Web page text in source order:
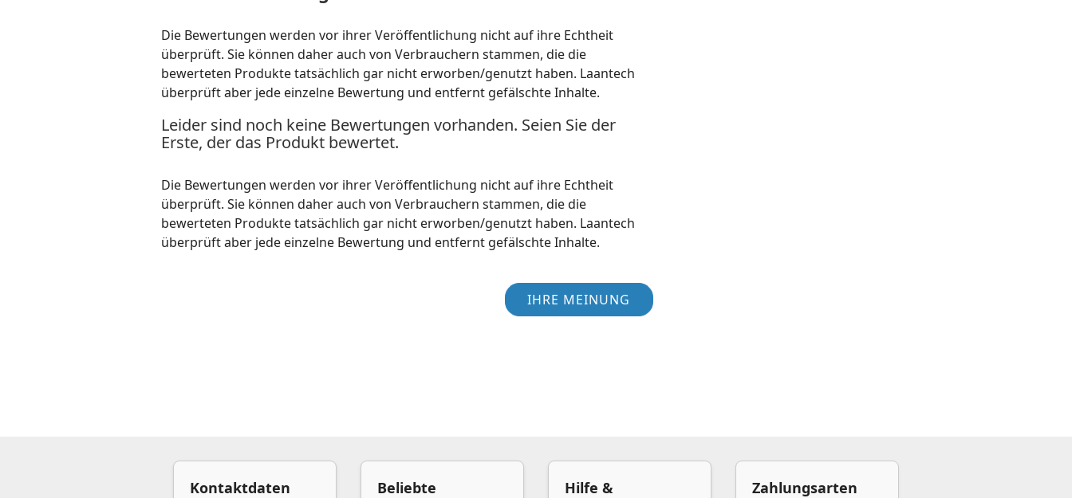
Die Bewertungen werden vor ihrer Veröffentlichung nicht auf ihre Echtheit
überprüft. Sie können daher auch von Verbrauchern stammen, die die
bewerteten Produkte tatsächlich gar nicht erworben/genutzt haben. Laantech
überprüft aber jede einzelne Bewertung und entfernt gefälschte Inhalte.
Leider sind noch keine Bewertungen vorhanden. Seien Sie der
Erste, der das Produkt bewertet.
Die Bewertungen werden vor ihrer Veröffentlichung nicht auf ihre Echtheit
überprüft. Sie können daher auch von Verbrauchern stammen, die die
bewerteten Produkte tatsächlich gar nicht erworben/genutzt haben. Laantech
überprüft aber jede einzelne Bewertung und entfernt gefälschte Inhalte.
IHRE MEINUNG
Kontaktdaten
Beliebte
Hilfe &
Zahlungsarten